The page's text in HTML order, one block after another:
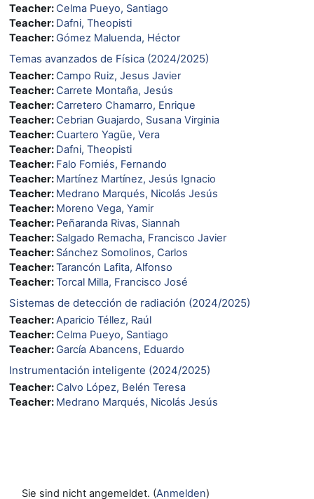
Teacher: Celma Pueyo, Santiago
Teacher: Dafni, Theopisti
Teacher: Gómez Maluenda, Héctor
Temas avanzados de Física (2024/2025)
Teacher: Campo Ruiz, Jesus Javier
Teacher: Carrete Montaña, Jesús
Teacher: Carretero Chamarro, Enrique
Teacher: Cebrian Guajardo, Susana Virginia
Teacher: Cuartero Yagüe, Vera
Teacher: Dafni, Theopisti
Teacher: Falo Forniés, Fernando
Teacher: Martínez Martínez, Jesús Ignacio
Teacher: Medrano Marqués, Nicolás Jesús
Teacher: Moreno Vega, Yamir
Teacher: Peñaranda Rivas, Siannah
Teacher: Salgado Remacha, Francisco Javier
Teacher: Sánchez Somolinos, Carlos
Teacher:Tarancón Lafita, Alfonso
Teacher:Torcal Milla, Francisco José
Sistemas de detección de radiación (2024/2025)
Teacher:Aparicio Téllez, Raúl
Teacher: Celma Pueyo, Santiago
Teacher: García Abancens, Eduardo
Instrumentación inteligente (2024/2025)
Teacher: Calvo López, Belén Teresa
Teacher: Medrano Marqués, Nicolás Jesús
Sie sind nicht angemeldet. (Anmelden)